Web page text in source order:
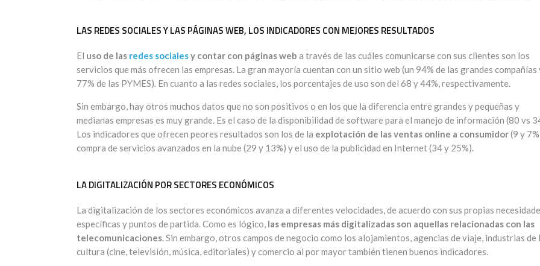
LAS REDES SOCIALES Y LAS PÁGINAS WEB, LOS INDICADORES CON MEJORES RESULTADOS
El uso de las redes socialesy contar con páginas web a través de las cuáles comunicarse con sus clientes son los
servicios que más ofrecen las empresas. La gran mayoría cuentan con un sitio web (un 94% de las grandes compañías
77% de las PYMES). En cuanto a las redes sociales, los porcentajes de uso son del 68 y 44%, respectivamente.
Sin embargo, hay otros muchos datos que no son positivos o en los que la diferencia entre grandes y pequeñas y
medianas empresas es muy grande. Es el caso de la disponibilidad de software para el manejo de información (80 vs
Los indicadores que ofrecen peores resultados son los de la explotación de las ventas online a consumidor(9 y
compra de servicios avanzados en la nube (29 y 13%) y el uso de la publicidad en Internet (34 y 25%).
LA DIGITALIZACIÓN POR SECTORES ECONÓMICOS
La digitalización de los sectores económicos avanza a diferentes velocidades, de acuerdo con sus propias
específicas y puntos de partida. Como es lógico, las empresas más digitalizadas son aquellas relacionadas con las
telecomunicaciones. Sin embargo, otros campos de negocio como los alojamientos, agencias de viaje, industrias de
cultura (cine, televisión, música, editoriales) y comercio al por mayor también tienen buenos indicadores.